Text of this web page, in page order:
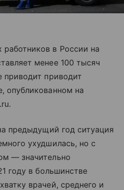
в России на
менее 100 тысяч
приводит приводит
опубликованном на
предыдущий год ситуация
ухудшилась, но с
— значительно
году в большинстве
врачей, среднего и